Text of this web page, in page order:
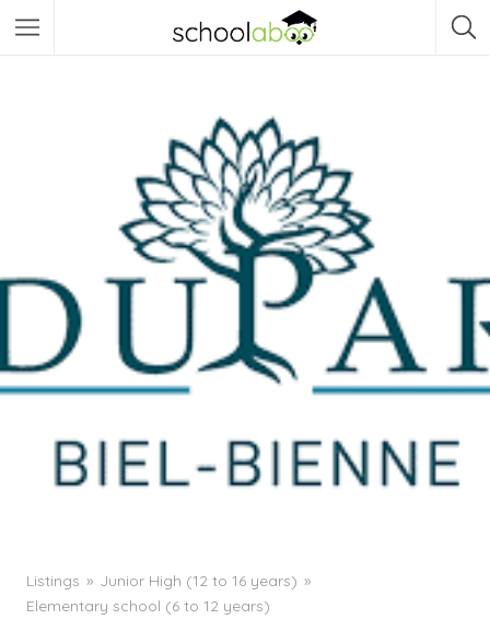
Listings
Junior High (12 to 16 years)
Elementary school (6 to 12 years)